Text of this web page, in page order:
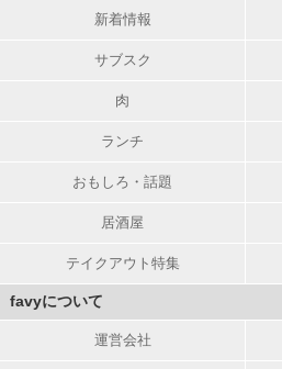
新着情報
サブスク
肉
ランチ
おもしろ・話題
居酒屋
テイクアウト特集
favyについて
運営会社